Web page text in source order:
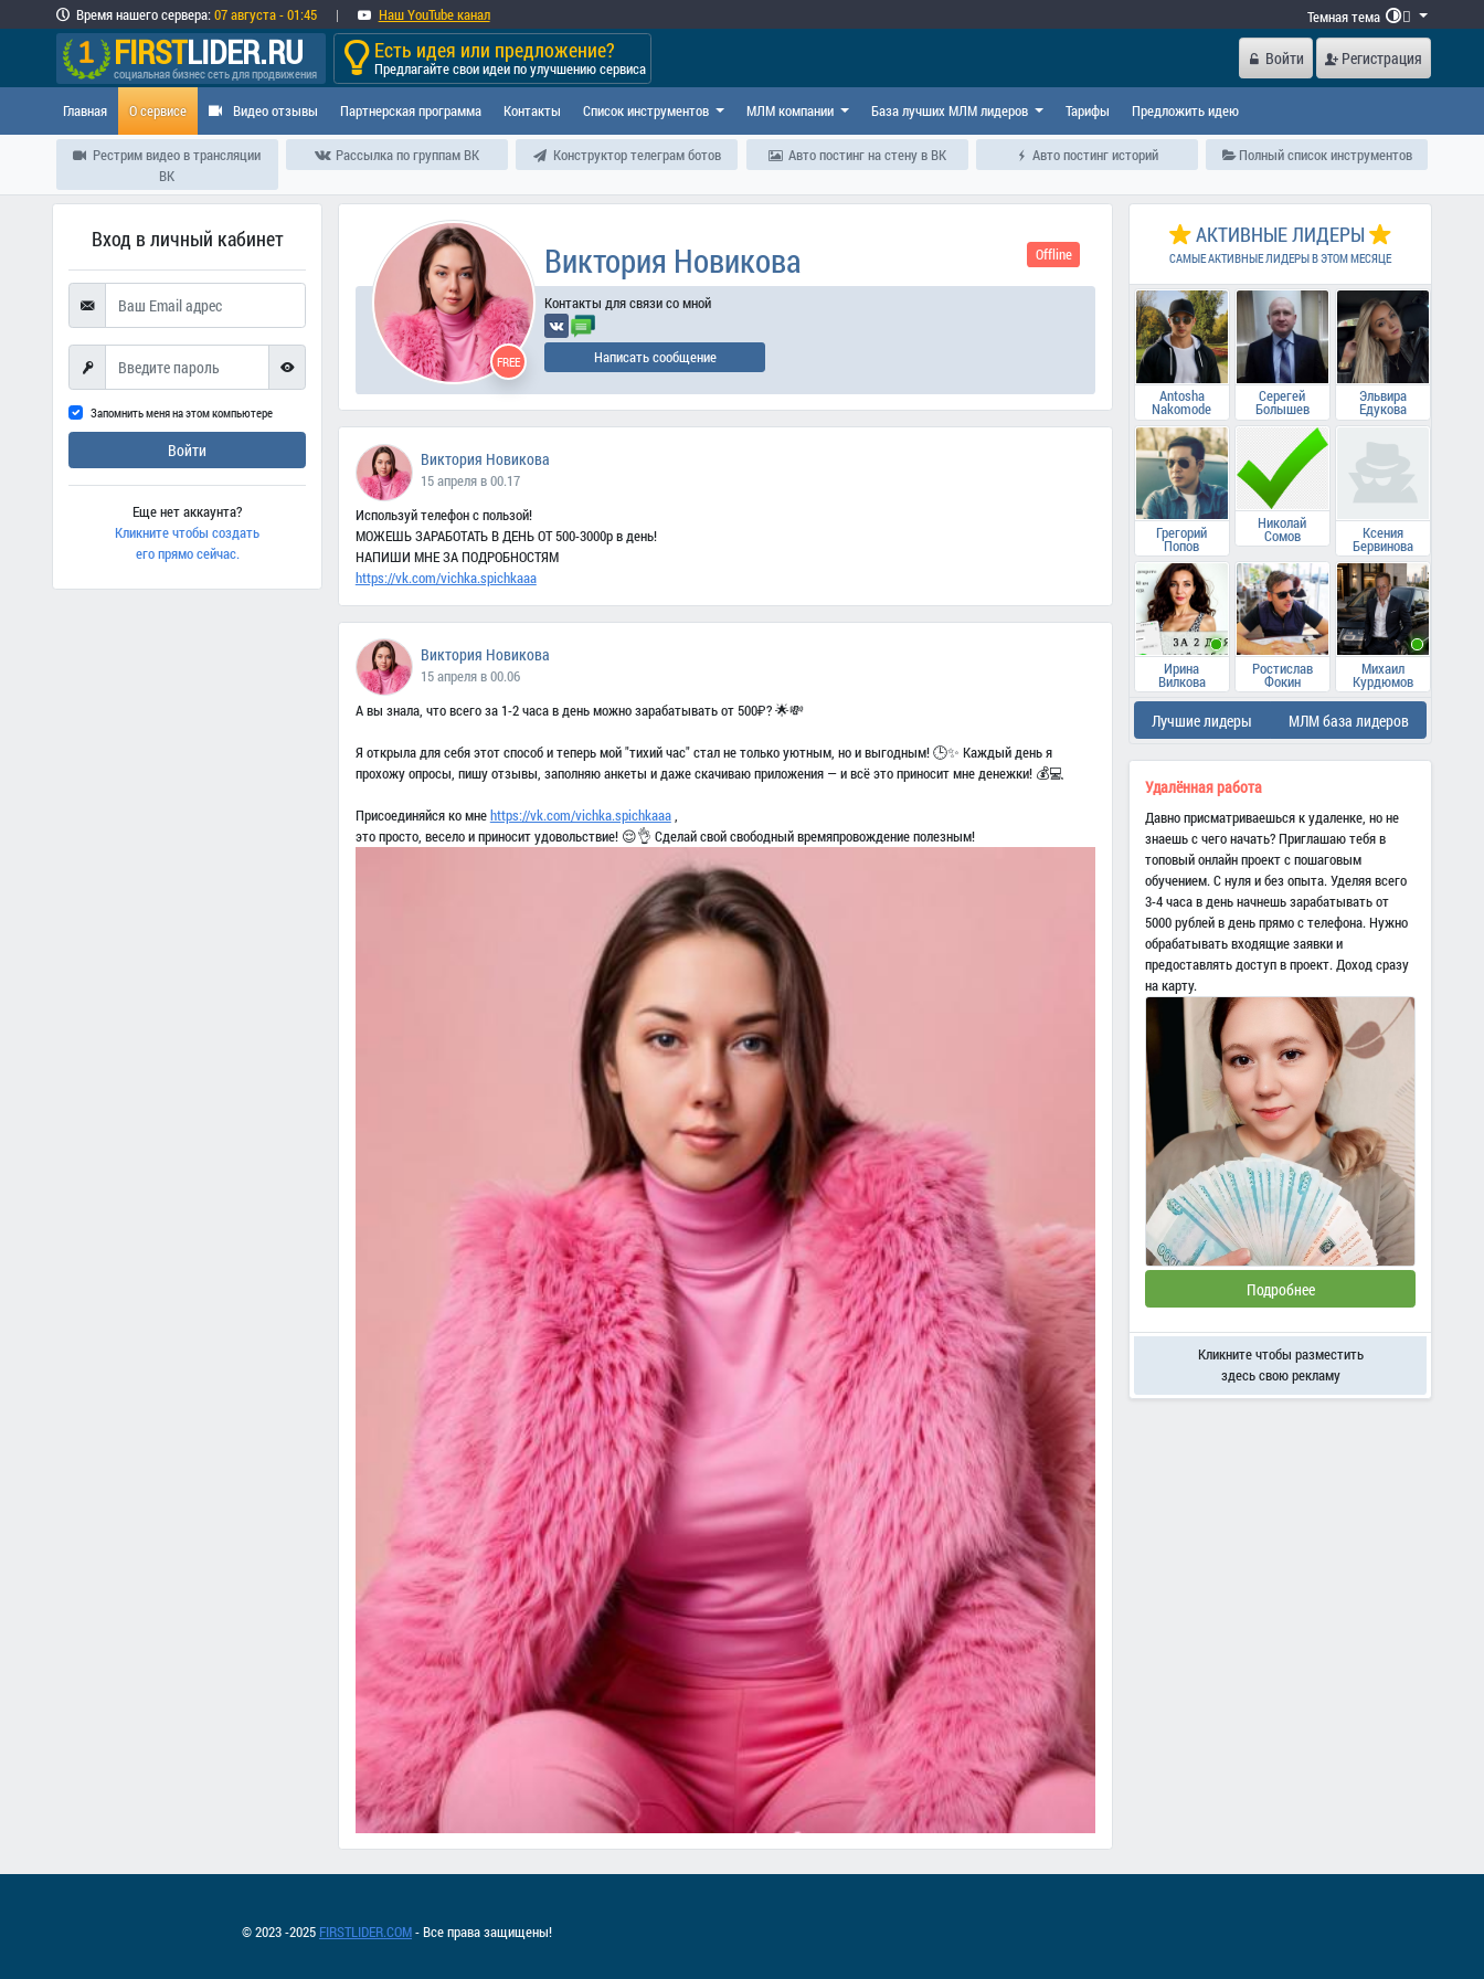
Времянашего сервера:07 августа - 01:45 | Наш YouTube канал Темная тема 
FIRSTLIDER.RU
социальная бизнес сеть для продвижения
Есть идея или предложение?
Предлагайте свои идеи по улучшению сервиса Войти Регистрация
Главная О сервисе Видео отзывы Партнерская программа Контакты Список инструментов МЛМ компании База лучших МЛМ лидеров Тарифы Предложить идею
Рестрим видео в трансляции
ВК
Рассылка по группам ВК Конструктор телеграм ботов Авто постинг на стену в ВК Авто постинг историй Полный список инструментов
Вход в личный кабинет
Запомнить меня на этом компьютере
Войти
Еще нет аккаунта?
Кликните чтобы создать
его прямо сейчас.
FREE
Виктория Новикова Offline
Контакты для связи со мной
Написать сообщение
Виктория Новикова
15 апреля в 00.17
Используй телефон с пользой!
МОЖЕШЬ ЗАРАБОТАТЬ В ДЕНЬ ОТ 500-3000р в день!
НАПИШИ МНЕ ЗА ПОДРОБНОСТЯМ
https://vk.com/vichka.spichkaaa
Виктория Новикова
15 апреля в 00.06
А вы знала, что всего за 1-2 часа в день можно зарабатывать от 500₽? 🌟💸
Я открыла для себя этот способ и теперь мой "тихий час" стал не только уютным, но и выгодным! 🕒✨ Каждый день я
прохожу опросы, пишу отзывы, заполняю анкеты и даже скачиваю приложения — и всё это приносит мне денежки! 💰💻
Присоединяйся ко мнеhttps://vk.com/vichka.spichkaaa,
это просто, весело и приносит удовольствие! 😌👌 Сделай свой свободный времяпровождение полезным!
АКТИВНЫЕ ЛИДЕРЫ
САМЫЕ АКТИВНЫЕ ЛИДЕРЫ В ЭТОМ МЕСЯЦЕ
Antosha
Nakomode
Серегей
Болышев
Эльвира
Едукова
Грегорий
Попов
Николай
Сомов Ксения
Бервинова
Ирина
Вилкова
Ростислав
Фокин
Михаил
Курдюмов
Лучшие лидеры МЛМ база лидеров
Удалённая работа
Давно присматриваешься к удаленке, но не
знаешь с чего начать? Приглашаю тебя в
топовый онлайн проект с пошаговым
обучением. С нуля и без опыта. Уделяя всего
3-4 часа в день начнешь зарабатывать от
5000 рублей в день прямо с телефона. Нужно
обрабатывать входящие заявки и
предоставлять доступ в проект. Доход сразу
на карту.
Подробнее
Кликните чтобы разместить
здесь свою рекламу
© 2023 -2025 FIRSTLIDER.COM- Все права защищены!